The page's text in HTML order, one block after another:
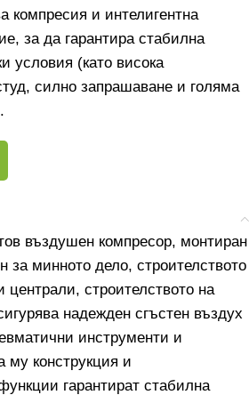
компресия и интелигентна
за да гарантира стабилна
условия (като висока
силно запрашаване и голяма
въздушен компресор, монтиран
за минното дело, строителството
централи, строителството на
надежден сгъстен въздух
инструменти и
му конструкция и
гарантират стабилна